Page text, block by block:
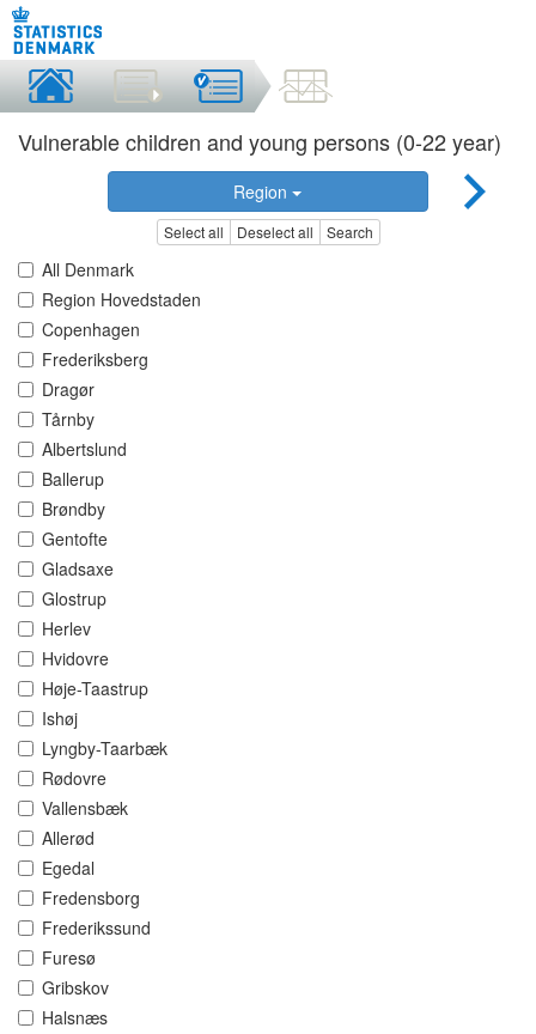
Vulnerable children and young persons (0-22 year)
Region
Select all Deselect all Search
All Denmark
Region Hovedstaden
Copenhagen
Frederiksberg
Dragør
Tårnby
Albertslund
Ballerup
Brøndby
Gentofte
Gladsaxe
Glostrup
Herlev
Hvidovre
Høje-Taastrup
Ishøj
Lyngby-Taarbæk
Rødovre
Vallensbæk
Allerød
Egedal
Fredensborg
Frederikssund
Furesø
Gribskov
Halsnæs